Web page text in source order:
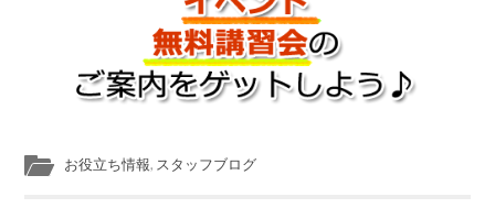
お役立ち情報, スタッフブログ